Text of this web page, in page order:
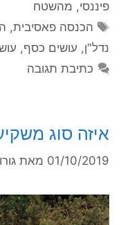
פיננסי, מהשטח
הכנסה פאסיבית,
נדל"ן, עושים כסף,
כתיבת תגובה
איזה סוג
01/10/2019 מאת